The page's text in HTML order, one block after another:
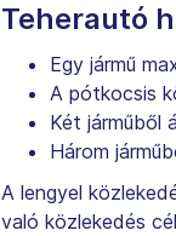
Teherautó
Egy jármű
A pótkocsis
Két járműből
Három
A lengyel
való közlekedés